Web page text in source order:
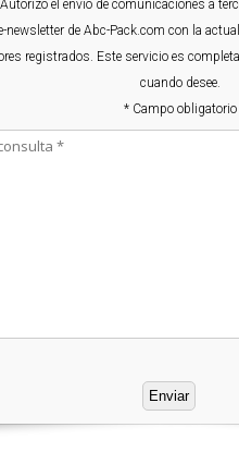
el envío de comunicaciones a
newsletter de Abc-Pack.com con la
registrados. Este servicio es
cuando desee.
* Campo obligatorio